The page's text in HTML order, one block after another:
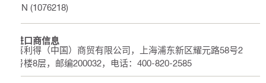
CN (1076218)
进口商信息
喜利得（中国）商贸有限公司，上海浦东新区耀元路58号2
号楼8层，邮编200032，电话：400-820-2585